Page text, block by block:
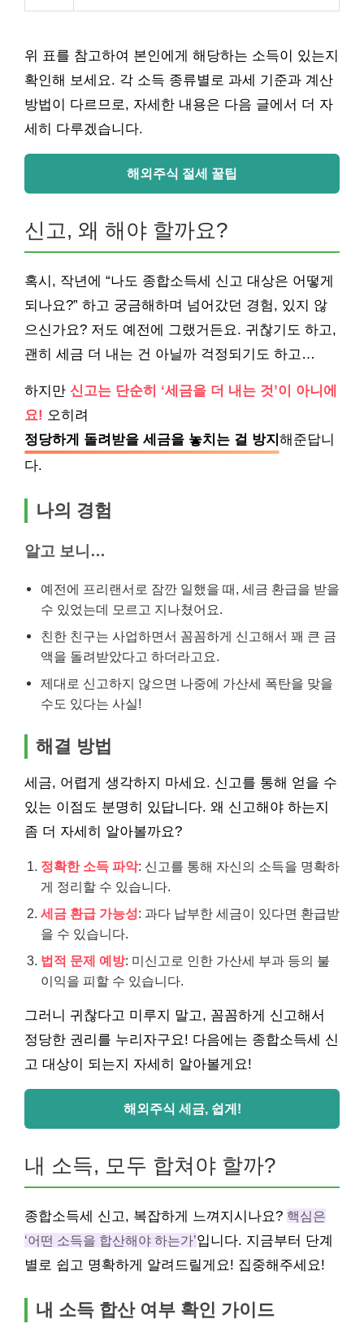
위 표를 참고하여 본인에게 해당하는 소득이 있는지
확인해 보세요. 각 소득 종류별로 과세 기준과 계산
방법이 다르므로, 자세한 내용은 다음 글에서 더 자
세히 다루겠습니다.
해외주식 절세 꿀팁
신고, 왜 해야 할까요?
혹시, 작년에 “나도 종합소득세 신고 대상은 어떻게
되나요?” 하고 궁금해하며 넘어갔던 경험, 있지 않
으신가요? 저도 예전에 그랬거든요. 귀찮기도 하고,
괜히 세금 더 내는 건 아닐까 걱정되기도 하고…
하지만 신고는 단순히 ‘세금을 더 내는 것’이 아니에
요! 오히려
정당하게 돌려받을 세금을 놓치는 걸 방지 해준답니
다.
나의 경험
알고 보니…
예전에 프리랜서로 잠깐 일했을 때, 세금 환급을 받을
수 있었는데 모르고 지나쳤어요.
친한 친구는 사업하면서 꼼꼼하게 신고해서 꽤 큰 금
액을 돌려받았다고 하더라고요.
제대로 신고하지 않으면 나중에 가산세 폭탄을 맞을
수도 있다는 사실!
해결 방법
세금, 어렵게 생각하지 마세요. 신고를 통해 얻을 수
있는 이점도 분명히 있답니다. 왜 신고해야 하는지
좀 더 자세히 알아볼까요?
정확한 소득 파악: 신고를 통해 자신의 소득을 명확하
게 정리할 수 있습니다.
세금 환급 가능성: 과다 납부한 세금이 있다면 환급받
을 수 있습니다.
법적 문제 예방: 미신고로 인한 가산세 부과 등의 불
이익을 피할 수 있습니다.
그러니 귀찮다고 미루지 말고, 꼼꼼하게 신고해서
정당한 권리를 누리자구요! 다음에는 종합소득세 신
고 대상이 되는지 자세히 알아볼게요!
해외주식 세금, 쉽게!
내 소득, 모두 합쳐야 할까?
종합소득세 신고, 복잡하게 느껴지시나요? 핵심은
‘어떤 소득을 합산해야 하는가’입니다. 지금부터 단계
별로 쉽고 명확하게 알려드릴게요! 집중해주세요!
내 소득 합산 여부 확인 가이드